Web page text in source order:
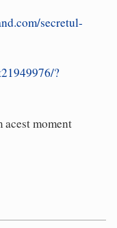
secretul-
?
acest moment